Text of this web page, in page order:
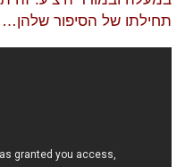
תחילתו של הסיפור שלהן…